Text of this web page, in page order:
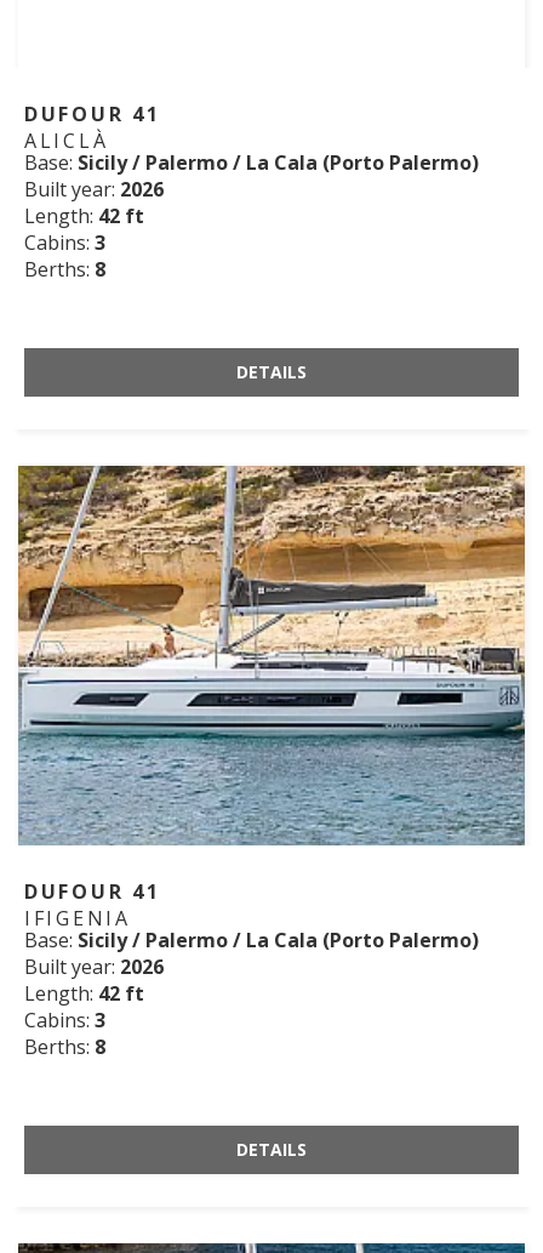
DUFOUR 41
ALICLÀ
Base: Sicily / Palermo / La Cala (Porto Palermo)
Built year: 2026
Length: 42 ft
Cabins: 3
Berths: 8
DETAILS
DUFOUR 41
IFIGENIA
Base: Sicily / Palermo / La Cala (Porto Palermo)
Built year: 2026
Length: 42 ft
Cabins: 3
Berths: 8
DETAILS